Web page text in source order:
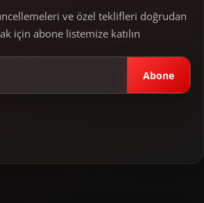
ve özel teklifleri doğrudan
için abone listemize katılın
Abone